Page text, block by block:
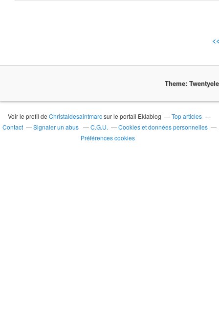
Theme:
Voir le profil deChristaldesaintmarcsur le portail Eklablog
Top articles
Contact
Signaler un abus C.G.U.
Cookies et données personnelles
Préférences cookies